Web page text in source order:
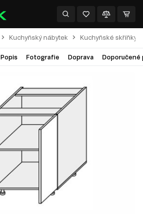
Kuchyňský nábytek Kuchyňské skříňky
Popis Fotografie Doprava Doporučené